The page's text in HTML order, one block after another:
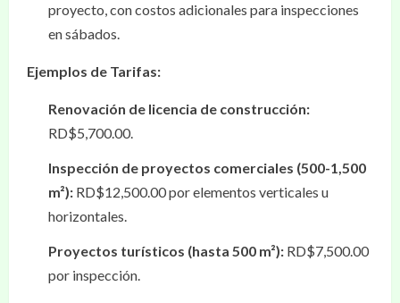
proyecto, con costos adicionales para inspecciones
en sábados.
Ejemplos de Tarifas:
Renovación de licencia de construcción:
RD$5,700.00.
Inspección de proyectos comerciales (500-1,500
m²): RD$12,500.00 por elementos verticales u
horizontales.
Proyectos turísticos (hasta 500 m²): RD$7,500.00
por inspección.